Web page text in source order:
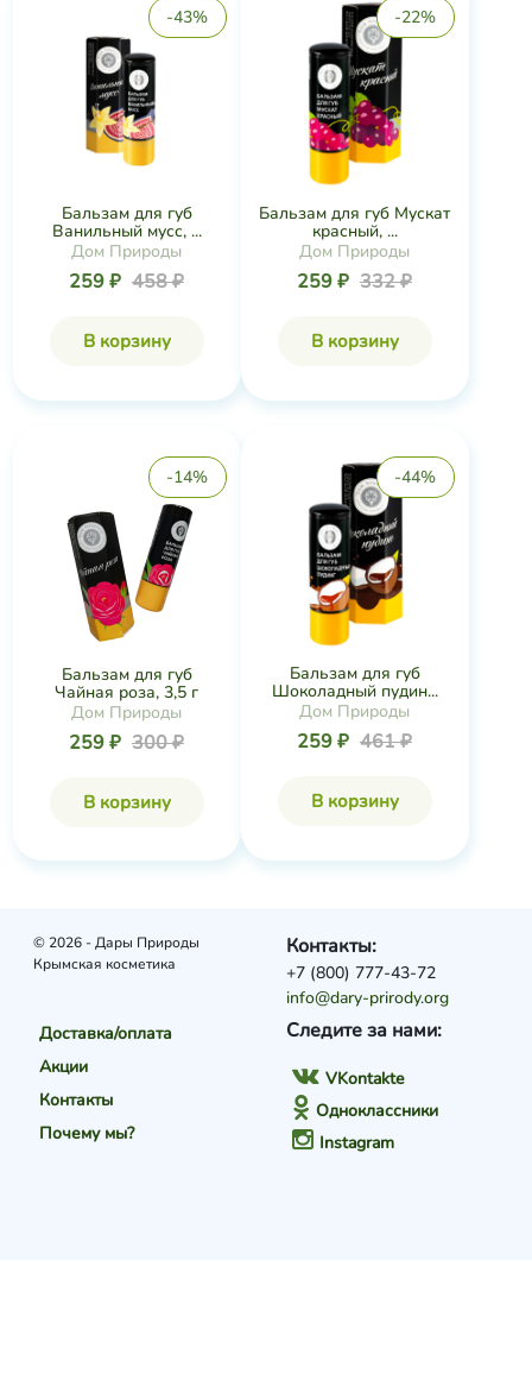
-43%
Бальзам для губ
Ванильный мусс, ...
Дом Природы
259 ₽ 458 ₽
В корзину
-22%
Бальзам для губ Мускат
красный, ...
Дом Природы
259 ₽ 332 ₽
В корзину
-14%
Бальзам для губ
Чайная роза, 3,5 г
Дом Природы
259 ₽ 300 ₽
В корзину
-44%
Бальзам для губ
Шоколадный пудин...
Дом Природы
259 ₽ 461 ₽
В корзину
© 2026 - Дары Природы
Крымская косметика
Доставка/оплата
Акции
Контакты
Почему мы?
Следите за нами:
VKontakte
Одноклассники
Instagram
Контакты:
+7 (800) 777-43-72
info@dary-prirody.org